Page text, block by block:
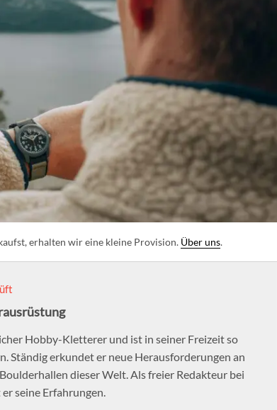
erhalten wir eine kleine Provision. Über uns.
Hobby-Kletterer und ist in seiner Freizeit so
Ständig erkundet er neue Herausforderungen an
dieser Welt. Als freier Redakteur bei
seine Erfahrungen.